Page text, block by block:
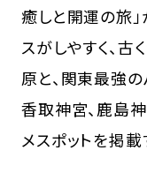
癒しと開運の旅
スがしやすく、
原と、関東最強
香取神宮、鹿島
メスポットを掲載